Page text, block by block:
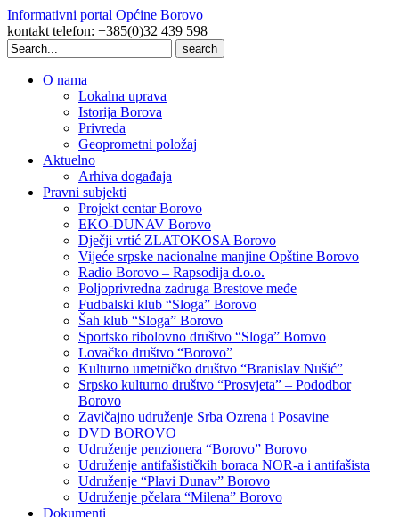
Informativni portal Općine Borovo
kontakt telefon: +385(0)32 439 598
Search
for:
O nama
Lokalna uprava
Istorija Borova
Privreda
Geoprometni položaj
Aktuelno
Arhiva događaja
Pravni subjekti
Projekt centar Borovo
EKO-DUNAV Borovo
Dječji vrtić ZLATOKOSA Borovo
Vijeće srpske nacionalne manjine Opštine Borovo
Radio Borovo – Rapsodija d.o.o.
Poljoprivredna zadruga Brestove međe
Fudbalski klub “Sloga” Borovo
Šah klub “Sloga” Borovo
Sportsko ribolovno društvo “Sloga” Borovo
Lovačko društvo “Borovo”
Kulturno umetničko društvo “Branislav Nušić”
Srpsko kulturno društvo “Prosvjeta” – Pododbor
Borovo
Zavičajno udruženje Srba Ozrena i Posavine
DVD BOROVO
Udruženje penzionera “Borovo” Borovo
Udruženje antifašističkih boraca NOR-a i antifašista
Udruženje “Plavi Dunav” Borovo
Udruženje pčelara “Milena” Borovo
Dokumenti